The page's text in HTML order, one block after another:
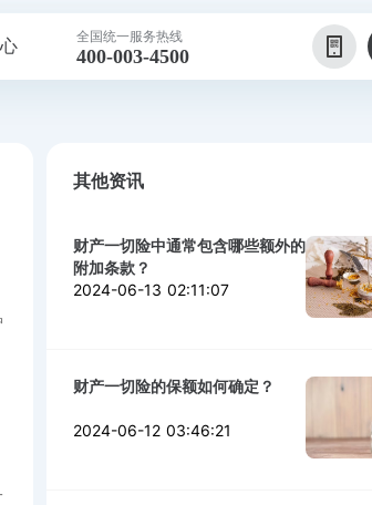
全国统一服务热线
400-003-4500
其他资讯
财产一切险中通常包含哪些额外的
附加条款？
2024-06-13 02:11:07
财产一切险的保额如何确定？
2024-06-12 03:46:21